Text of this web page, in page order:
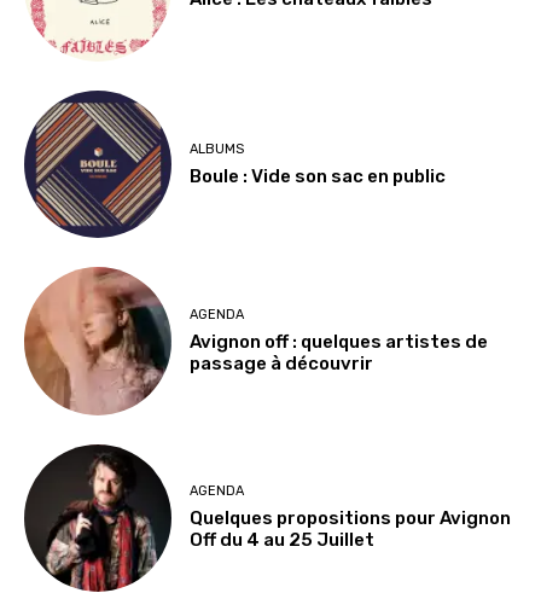
ALBUMS
Boule : Vide son sac en public
AGENDA
Avignon off : quelques artistes de
passage à découvrir
AGENDA
Quelques propositions pour Avignon
Off du 4 au 25 Juillet